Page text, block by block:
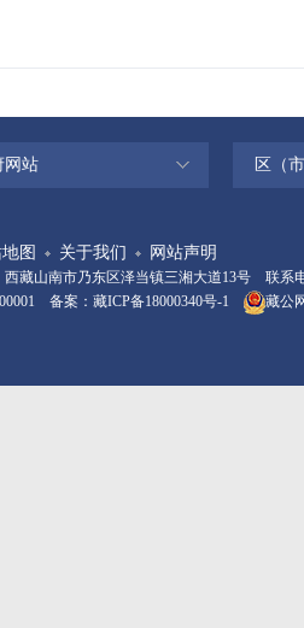
网站 区（
图 关于我们 网站声明
藏山南市乃东区泽当镇三湘大道13号 联系电
备案： 藏ICP备18000340号-1 藏公